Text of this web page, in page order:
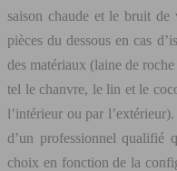
saison chaude et le bruit de
pièces du dessous en cas
des matériaux (laine de
tel le chanvre, le lin et le
l’intérieur ou par
d’un professionnel qualifié
choix en fonction de la